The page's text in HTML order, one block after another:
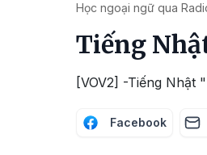
Học ngoại ngữ qua
Tiếng
[VOV2] -Tiếng Nhật
Facebook